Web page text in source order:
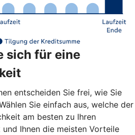
sich für eine
entscheiden Sie frei, wie Sie
Sie einfach aus, welche der
am besten zu Ihren
Ihnen die meisten Vorteile